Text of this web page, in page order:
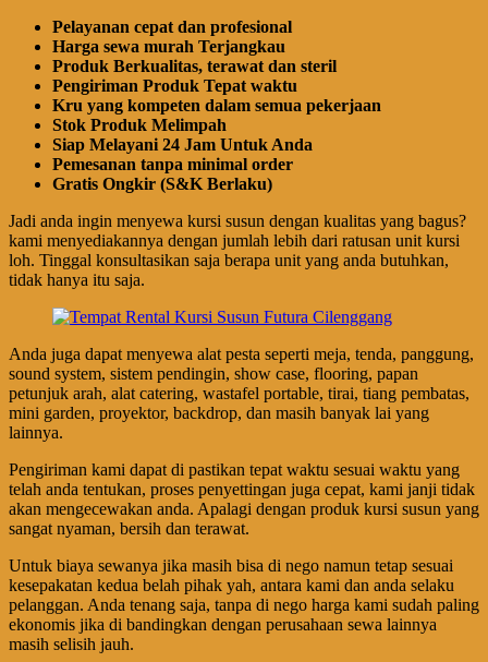
Pelayanan cepat dan profesional
Harga sewa murah Terjangkau
Produk Berkualitas, terawat dan steril
Pengiriman Produk Tepat waktu
Kru yang kompeten dalam semua pekerjaan
Stok Produk Melimpah
Siap Melayani 24 Jam Untuk Anda
Pemesanan tanpa minimal order
Gratis Ongkir (S&K Berlaku)
Jadi anda ingin menyewa kursi susun dengan kualitas yang bagus?
kami menyediakannya dengan jumlah lebih dari ratusan unit kursi
loh. Tinggal konsultasikan saja berapa unit yang anda butuhkan,
tidak hanya itu saja.
Anda juga dapat menyewa alat pesta seperti meja, tenda, panggung,
sound system, sistem pendingin, show case, flooring, papan
petunjuk arah, alat catering, wastafel portable, tirai, tiang pembatas,
mini garden, proyektor, backdrop, dan masih banyak lai yang
lainnya.
Pengiriman kami dapat di pastikan tepat waktu sesuai waktu yang
telah anda tentukan, proses penyettingan juga cepat, kami janji tidak
akan mengecewakan anda. Apalagi dengan produk kursi susun yang
sangat nyaman, bersih dan terawat.
Untuk biaya sewanya jika masih bisa di nego namun tetap sesuai
kesepakatan kedua belah pihak yah, antara kami dan anda selaku
pelanggan. Anda tenang saja, tanpa di nego harga kami sudah paling
ekonomis jika di bandingkan dengan perusahaan sewa lainnya
masih selisih jauh.